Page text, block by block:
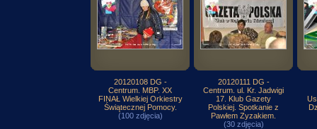
20120108 DG -
Centrum. MBP. XX
FINAŁ Wielkiej Orkiestry
Świątecznej Pomocy.
(100 zdjęcia)
20120111 DG -
Centrum. ul. Kr. Jadwigi
17. Klub Gazety
Polskiej. Spotkanie z
Pawłem Zyzakiem.
(30 zdjęcia)